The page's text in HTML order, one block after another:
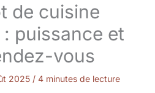
de cuisine
: puissance et
vous
2025 / 4 minutes de lecture